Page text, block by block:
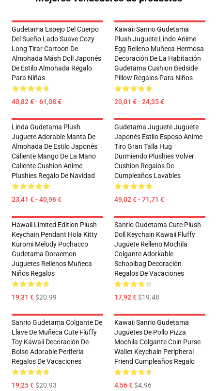
Gudetama Espejo Del Cuerpo
Del Sueño Lado Suave Cozy
Long Tirar Cartoon De
Almohada Másh Doll Japonés
De Estilo Almohada Regalo
Para Niñas
40,82 € - 61,08 €
Kawaii Sanrio Gudetama
Plush Juguete Lindo Anime
Egg Relleno Muñeca Hermosa
Decoración De La Habitación
Gudetama Cushion Bedside
Pillow Regalos Para Niños
20,01 € - 24,35 €
Linda Gudetama Plush
Juguete Adorable Manta De
Almohada De Estilo Japonés
Caliente Mango De La Mano
Caliente Cushion Anime
Plushies Regalo De Navidad
23,41 € - 40,96 €
Gudetama Juguete Juguete
Japonés Estilo Esposo Anime
Tiro Gran Talla Hug
Durmiendo Plushies Volver
Cushion Regalos De
Cumpleaños Lavables
49,02 € - 71,71 €
Hawaii Limited Edition Plush
Keychain Pendant Hola Kitty
Kuromi Melody Pochacco
Gudetama Doraemon
Juguetes Rellenos Muñeca
Niños Regalos
19,31 €$20.99
Sanrio Gudetama Cute Plush
Doll Keychain Kawaii Fluffy
Juguete Relleno Mochila
Colgante Adorkable
Schoolbag Decoración
Regalos De Vacaciones
17,92 €$19.48
Sanrio Gudetama Colgante De
Llave De Muñeca Cute Fluffy
Toy Kawaii Decoración De
Bolso Adorable Periferia
Regalos De Vacaciones
19,25 €$20.93
Kawaii Sanrio Gudetama
Juguetes De Pollo Pizza
Mochila Colgante Coin Purse
Wallet Keychain Peripheral
Friend Cumpleaños Regalo
4,56 €$4.96